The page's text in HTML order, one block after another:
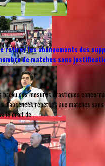
retirer les abonnements des
de matches sans
prévu des mesures drastiques
d'absences répétées aux matches
le droit de...